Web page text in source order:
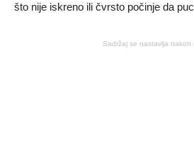
što nije iskreno ili čvrsto počinje da
Sadržaj se nastavlja nakon